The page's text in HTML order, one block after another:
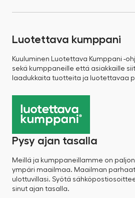
Luotettava kumppani
Kuuluminen Luotettava Kumppani -
sekä kumppaneille että asiakkaille
laadukkaita tuotteita ja luotettavaa
Pysy ajan tasalla
Meillä ja kumppaneillamme on
ympäri maailmaa. Maailman
ulottuvillasi. Syötä
sinut ajan tasalla.